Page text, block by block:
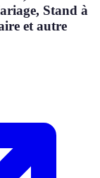
Stand à
et autre